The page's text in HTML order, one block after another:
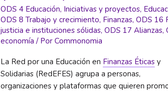
ODS 4 Educación, Iniciativas y proyectos,
ODS 8 Trabajo y crecimiento, Finanzas, ODS 16
justicia e instituciones sólidas, ODS 17 Alianzas,
economía / Por Commonomia
La Red por una Educación en Finanzas Éticasy
Solidarias (RedEFES) agrupa a personas,
organizaciones y plataformas que quieren